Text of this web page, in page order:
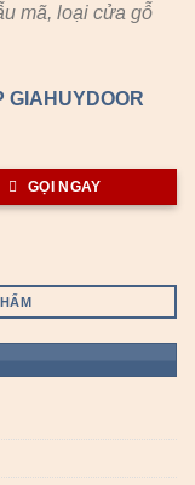
mã, loại cửa gỗ
GIAHUYDOOR
GỌI NGAY